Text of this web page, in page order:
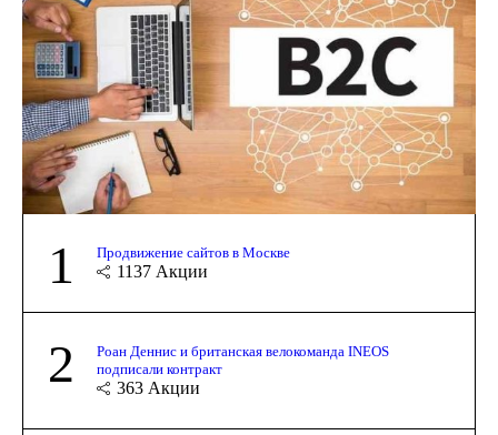
1 Продвижение сайтов в Москве
1137 Акции
2
Роан Деннис и британская велокоманда INEOS
подписали контракт
363 Акции